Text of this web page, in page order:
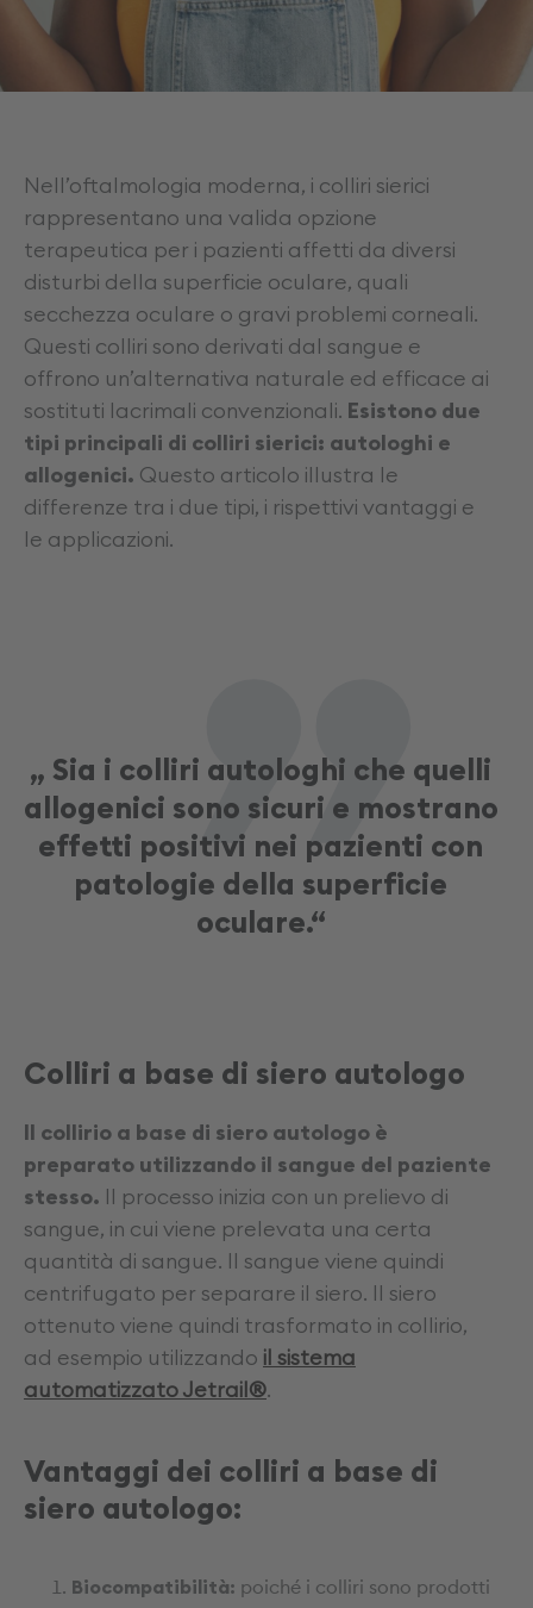
Nell’oftalmologia moderna, i colliri sierici
rappresentano una valida opzione
terapeutica per i pazienti affetti da diversi
disturbi della superficie oculare, quali
secchezza oculare o gravi problemi corneali.
Questi colliri sono derivati dal sangue e
offrono un’alternativa naturale ed efficace ai
sostituti lacrimali convenzionali. Esistono due
tipi principali di colliri sierici: autologhi e
allogenici. Questo articolo illustra le
differenze tra i due tipi, i rispettivi vantaggi e
le applicazioni.
„ Sia i colliri autologhi che quelli
allogenici sono sicuri e mostrano
effetti positivi nei pazienti con
patologie della superficie
oculare.“
„
Colliri a base di siero autologo
Il collirio a base di siero autologo è
preparato utilizzando il sangue del paziente
stesso. Il processo inizia con un prelievo di
sangue, in cui viene prelevata una certa
quantità di sangue. Il sangue viene quindi
centrifugato per separare il siero. Il siero
ottenuto viene quindi trasformato in collirio,
ad esempio utilizzando il sistema
automatizzato Jetrail®.
Vantaggi dei colliri a base di
siero autologo:
Biocompatibilità: poiché i colliri sono prodotti